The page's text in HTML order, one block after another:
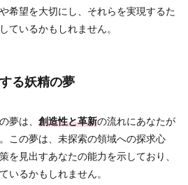
希望を大切にし、それらを実現するた
ているかもしれません。
る妖精の夢
夢は、 創造性と革新の流れにあなたが
この夢は、未探索の領域への探求心
を見出すあなたの能力を示しており、
いるかもしれません。